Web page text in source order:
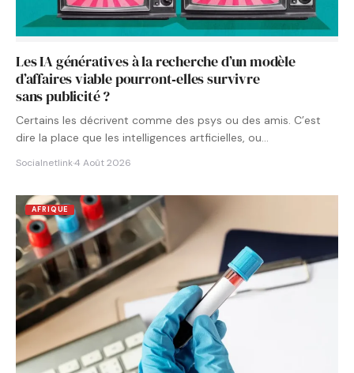
Les IA génératives à la recherche d’un modèle
d’affaires viable pourront‑elles survivre
sans publicité ?
Certains les décrivent comme des psys ou des amis. C’est
dire la place que les intelligences artficielles, ou…
Socialnetlink·4 Août 2026
AFRIQUE